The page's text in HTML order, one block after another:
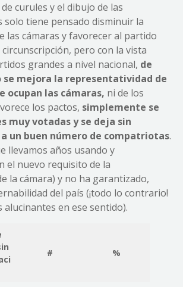
curules y el dibujo de las
solo tiene pensado disminuir la
las cámaras y favorecer al partido
pero con la vista
grandes a nivel nacional, de
se mejora la representatividad de
ocupan las cámaras, ni de los
los pactos, simplemente se
muy votadas y se deja sin
un buen número de compatriotas.
llevamos años usando y
el nuevo requisito de la
la cámara) y no ha garantizado,
del país (¡todo lo contrario!
alucinantes en ese sentido).
# %